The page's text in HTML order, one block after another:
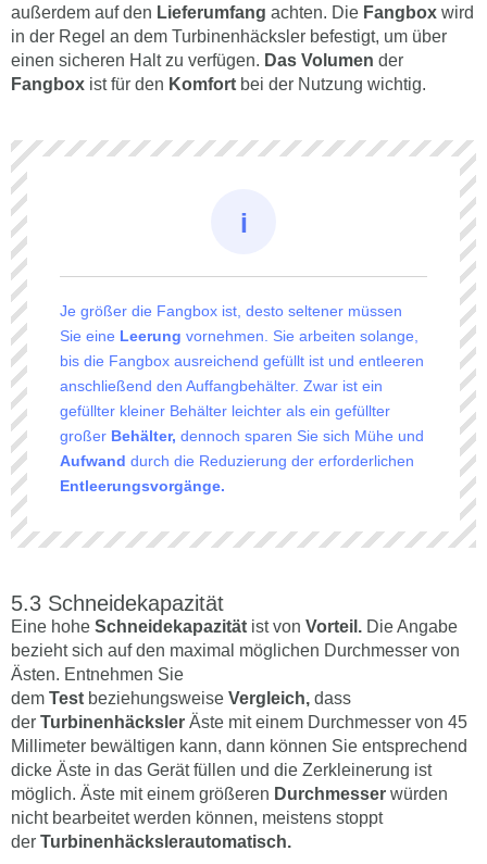
außerdem auf den Lieferumfang achten. Die Fangbox wird
in der Regel an dem Turbinenhäcksler befestigt, um über
einen sicheren Halt zu verfügen. Das Volumen der
Fangbox ist für den Komfort bei der Nutzung wichtig.
Je größer die Fangbox ist, desto seltener müssen
Sie eine Leerung vornehmen. Sie arbeiten solange,
bis die Fangbox ausreichend gefüllt ist und entleeren
anschließend den Auffangbehälter. Zwar ist ein
gefüllter kleiner Behälter leichter als ein gefüllter
großer Behälter, dennoch sparen Sie sich Mühe und
Aufwand durch die Reduzierung der erforderlichen
Entleerungsvorgänge.
Schneidekapazität
Eine hohe Schneidekapazität ist von Vorteil. Die Angabe
bezieht sich auf den maximal möglichen Durchmesser von
Ästen. Entnehmen Sie
dem Test beziehungsweise Vergleich, dass
der Turbinenhäcksler Äste mit einem Durchmesser von 45
Millimeter bewältigen kann, dann können Sie entsprechend
dicke Äste in das Gerät füllen und die Zerkleinerung ist
möglich. Äste mit einem größeren Durchmesser würden
nicht bearbeitet werden können, meistens stoppt
der Turbinenhäckslerautomatisch.